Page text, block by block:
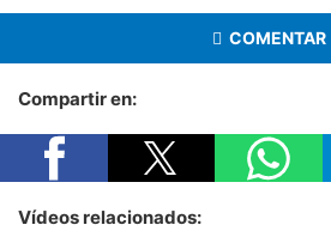
COMENTAR
Compartir en:
Vídeos relacionados: